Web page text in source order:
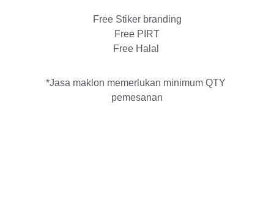
Free Stiker branding
Free PIRT
Free Halal
*Jasa maklon memerlukan minimum QTY
pemesanan